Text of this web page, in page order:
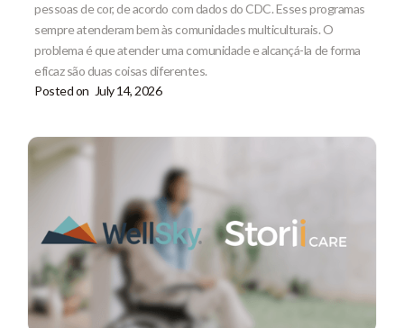
pessoas de cor, de acordo com dados do CDC. Esses programas
sempre atenderam bem às comunidades multiculturais. O
problema é que atender uma comunidade e alcançá-la de forma
eficaz são duas coisas diferentes.
Posted on July 14, 2026